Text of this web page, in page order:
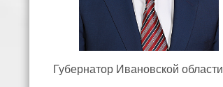
Губернатор Ивановской области